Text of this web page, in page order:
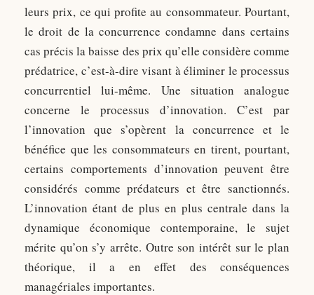
leurs prix, ce qui profite au consommateur. Pourtant,
le droit de la concurrence condamne dans certains
cas précis la baisse des prix qu’elle considère comme
prédatrice, c’est-à-dire visant à éliminer le processus
concurrentiel lui-même. Une situation analogue
concerne le processus d’innovation. C’est par
l’innovation que s’opèrent la concurrence et le
bénéfice que les consommateurs en tirent, pourtant,
certains comportements d’innovation peuvent être
considérés comme prédateurs et être sanctionnés.
L’innovation étant de plus en plus centrale dans la
dynamique économique contemporaine, le sujet
mérite qu’on s’y arrête. Outre son intérêt sur le plan
théorique, il a en effet des conséquences
managériales importantes.